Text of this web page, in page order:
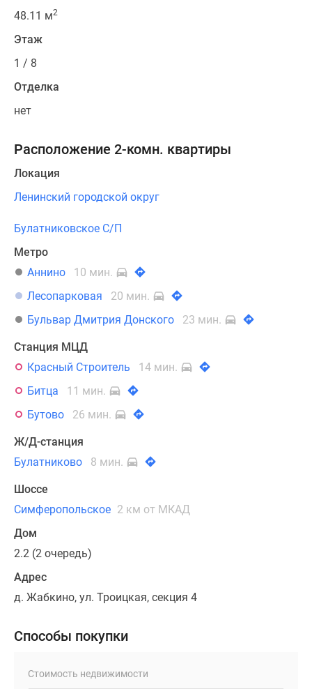
48.11 м2
Этаж
1 / 8
Отделка
нет
Расположение 2-комн. квартиры
Локация
Ленинский городской округ
Булатниковское С/П
Метро
Аннино
10 мин.
Лесопарковая
20 мин.
Бульвар Дмитрия Донского
23 мин.
Станция МЦД
Красный Строитель
14 мин.
Битца
11 мин.
Бутово
26 мин.
Ж/Д-станция
Булатниково
8 мин.
Шоссе
Симферопольское 2 км от МКАД
Дом
2.2 (2 очередь)
Адрес
д. Жабкино, ул. Троицкая, секция 4
Способы покупки
Стоимость недвижимости